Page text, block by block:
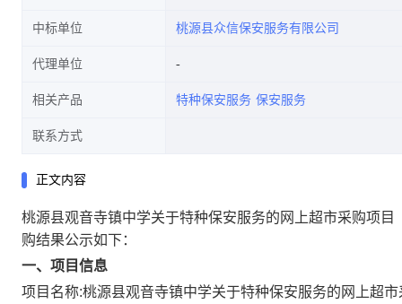
中标单位 桃源县众信保安服务有限公司
代理单位
相关产品 特种保安服务 保安服务
联系方式
正文内容
桃源县观音寺镇中学关于特种保安服务的网上超市采购项目
购结果公示如下：
一、项目信息
项目名称:桃源县观音寺镇中学关于特种保安服务的网上超市